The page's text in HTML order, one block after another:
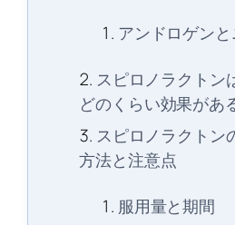
アンドロゲン
スピロノラクトン
どのくらい効果があ
スピロノラクトン
方法と注意点
服用量と期間